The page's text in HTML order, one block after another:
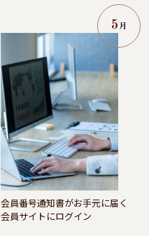
5 月
会員番号通知書がお手元に届く
会員サイトにログイン